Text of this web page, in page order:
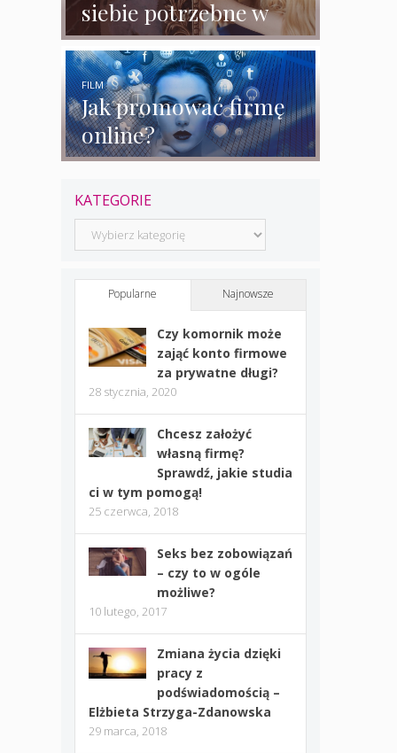
siebie potrzebne w
biznesie?
Jak promować firmę
online?
FILM
KATEGORIE
Kategorie
Popularne Najnowsze
Czy komornik może
zająć konto firmowe
za prywatne długi?
28 stycznia, 2020
Chcesz założyć
własną firmę?
Sprawdź, jakie studia
ci w tym pomogą!
25 czerwca, 2018
Seks bez zobowiązań
– czy to w ogóle
możliwe?
10 lutego, 2017
Zmiana życia dzięki
pracy z
podświadomością –
Elżbieta Strzyga-Zdanowska
29 marca, 2018